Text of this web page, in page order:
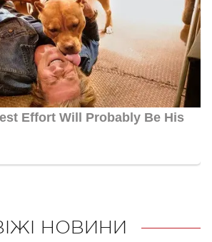
НОВИНИ